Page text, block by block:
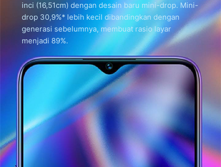
inci (16,51cm) dengan desain baru mini-drop. Mini-
drop 30,9%* lebih kecil dibandingkan dengan
generasi sebelumnya, membuat rasio layar
menjadi 89%.